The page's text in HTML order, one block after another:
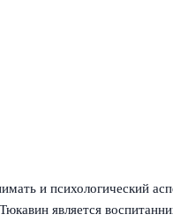
и психологический
является